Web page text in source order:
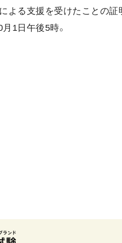
よる支援を受けたことの証
1日午後5時。